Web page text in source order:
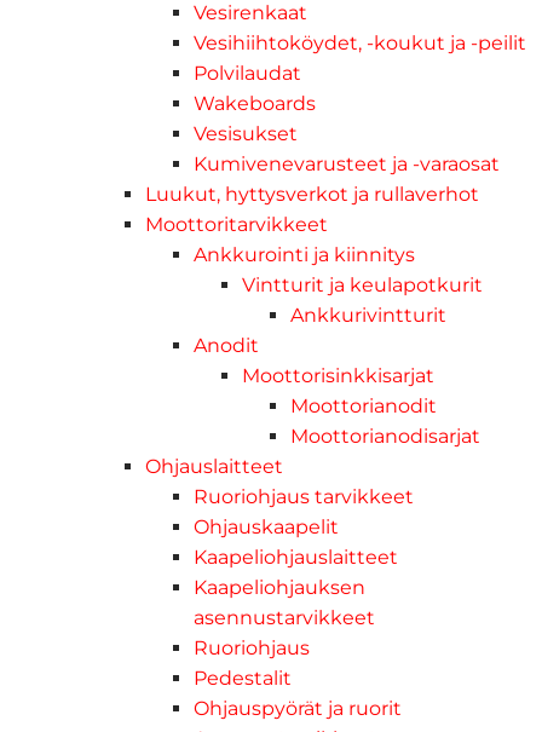
Vesirenkaat
Vesihiihtoköydet, -koukut ja -peilit
Polvilaudat
Wakeboards
Vesisukset
Kumivenevarusteet ja -varaosat
Luukut, hyttysverkot ja rullaverhot
Moottoritarvikkeet
Ankkurointi ja kiinnitys
Vintturit ja keulapotkurit
Ankkurivintturit
Anodit
Moottorisinkkisarjat
Moottorianodit
Moottorianodisarjat
Ohjauslaitteet
Ruoriohjaus tarvikkeet
Ohjauskaapelit
Kaapeliohjauslaitteet
Kaapeliohjauksen
asennustarvikkeet
Ruoriohjaus
Pedestalit
Ohjauspyörät ja ruorit